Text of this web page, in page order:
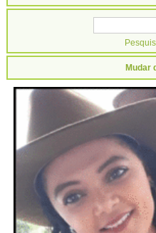
Mudar